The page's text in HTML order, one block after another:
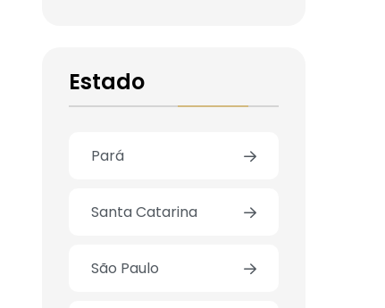
Estado
Pará
Santa Catarina
São Paulo